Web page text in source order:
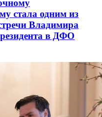
стала одним из
Владимира
в ДФО